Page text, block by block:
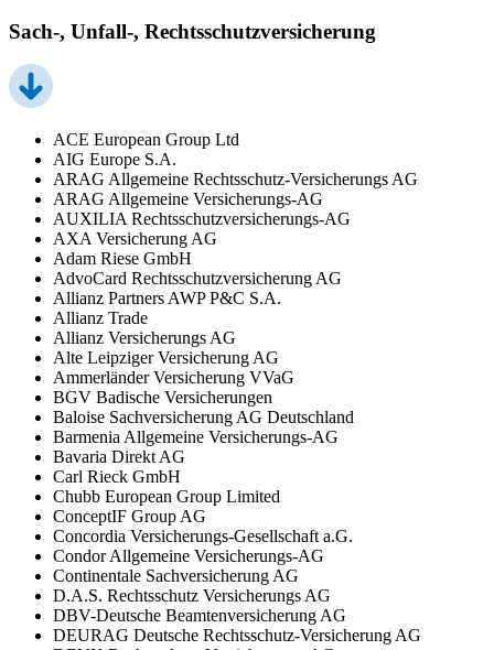
Sach-, Unfall-, Rechtsschutzversicherung
ACE European Group Ltd
AIG Europe S.A.
ARAG Allgemeine Rechtsschutz-Versicherungs AG
ARAG Allgemeine Versicherungs-AG
AUXILIA Rechtsschutzversicherungs-AG
AXA Versicherung AG
Adam Riese GmbH
AdvoCard Rechtsschutzversicherung AG
Allianz Partners AWP P&C S.A.
Allianz Trade
Allianz Versicherungs AG
Alte Leipziger Versicherung AG
Ammerländer Versicherung VVaG
BGV Badische Versicherungen
Baloise Sachversicherung AG Deutschland
Barmenia Allgemeine Versicherungs-AG
Bavaria Direkt AG
Carl Rieck GmbH
Chubb European Group Limited
ConceptIF Group AG
Concordia Versicherungs-Gesellschaft a.G.
Condor Allgemeine Versicherungs-AG
Continentale Sachversicherung AG
D.A.S. Rechtsschutz Versicherungs AG
DBV-Deutsche Beamtenversicherung AG
DEURAG Deutsche Rechtsschutz-Versicherung AG